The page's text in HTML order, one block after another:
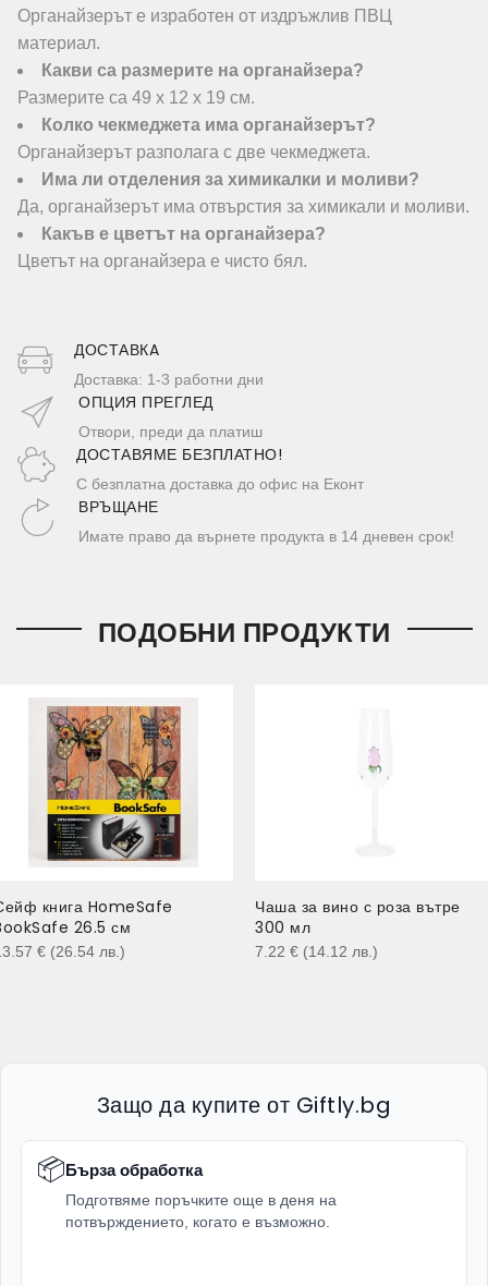
Органайзерът е изработен от издръжлив ПВЦ
материал.
Какви са размерите на органайзера?
Размерите са 49 х 12 х 19 см.
Колко чекмеджета има органайзерът?
Органайзерът разполага с две чекмеджета.
Има ли отделения за химикалки и моливи?
Да, органайзерът има отвърстия за химикали и моливи.
Какъв е цветът на органайзера?
Цветът на органайзера е чисто бял.
ДОСТАВКA
Доставка: 1-3 работни дни
ОПЦИЯ ПРЕГЛЕД
Отвори, преди да платиш
ДОСТАВЯМЕ БЕЗПЛАТНО!
С безплатна доставка до офис на Еконт
ВРЪЩАНЕ
Имате право да върнете продукта в 14 дневен срок!
ПОДОБНИ ПРОДУКТИ
книга HomeSafe
26.5 см
€ (26.54 лв.)
Чаша за вино с роза вътре
300 мл
7.22 € (14.12 лв.)
Защо да купите от Giftly.bg
📦Бърза обработка
Подготвяме поръчките още в деня на
потвърждението, когато е възможно.